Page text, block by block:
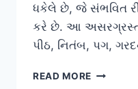
ધકેલે છે, જે સંભવિત
કરે છે. આ અસરગ્રસ્ત
પીઠ, નિતંબ, પગ,
READ MORE સ્લિપ્ડ